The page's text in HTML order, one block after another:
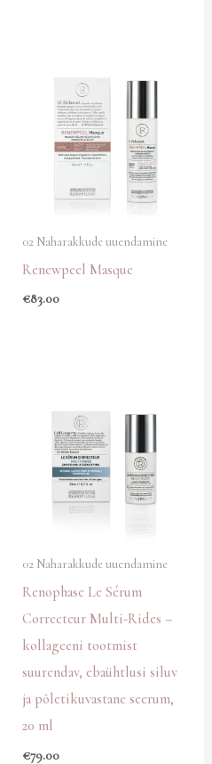
02 Naharakkude uuendamine
Renewpeel Masque
€83.00
02 Naharakkude uuendamine
Renophase Le Sérum
Correcteur Multi-Rides –
kollageeni tootmist
suurendav, ebaühtlusi siluv
ja põletikuvastane seerum,
20 ml
€79.00